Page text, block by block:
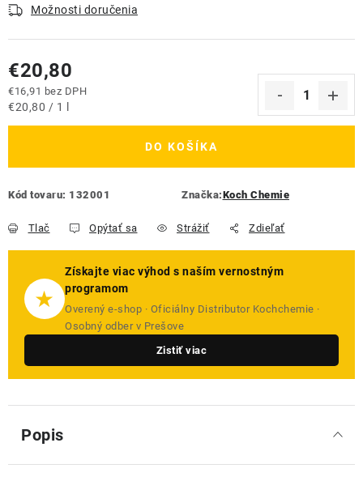
Možnosti doručenia
€20,80
€16,91 bez DPH
Jednotková cena:
€20,80 / 1 l
DO KOŠÍKA
Kód tovaru: 132001 Značka:Koch Chemie
Tlač Opýtať sa Strážiť Zdieľať
★
Získajte viac výhod s naším vernostným
programom
Overený e-shop · Oficiálny Distributor Kochchemie ·
Osobný odber v Prešove
Zistiť viac
Popis